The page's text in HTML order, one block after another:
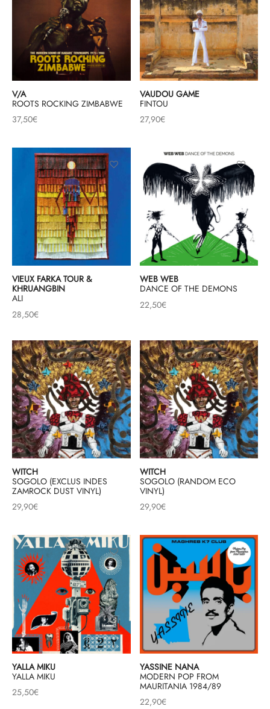
V/A
ROOTS ROCKING ZIMBABWE
37,50€
VAUDOU GAME
FINTOU
27,90€
VIEUX FARKA TOUR &
KHRUANGBIN
ALI
28,50€
WEB WEB
DANCE OF THE DEMONS
22,50€
WITCH
SOGOLO (EXCLUS INDES
ZAMROCK DUST VINYL)
29,90€
WITCH
SOGOLO (RANDOM ECO
VINYL)
29,90€
YALLA MIKU
YALLA MIKU
25,50€
YASSINE NANA
MODERN POP FROM
MAURITANIA 1984/89
22,90€